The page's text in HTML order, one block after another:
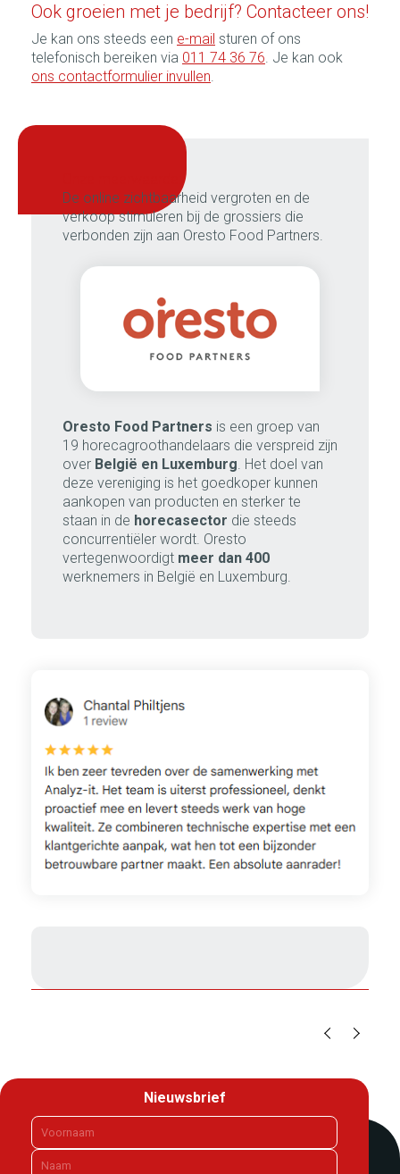
De online zichtbaarheid vergroten en de
verkoop stimuleren bij de grossiers die
verbonden zijn aan Oresto Food Partners.
Oresto Food Partners is een groep van
19 horecagroothandelaars die verspreid zijn
over België en Luxemburg. Het doel van
deze vereniging is het goedkoper kunnen
aankopen van producten en sterker te
staan in de horecasector die steeds
concurrentiëler wordt. Oresto
vertegenwoordigt meer dan 400
werknemers in België en Luxemburg.
Ook groeien met je bedrijf? Contacteer ons!
Je kan ons steeds een e-mail sturen of ons
telefonisch bereiken via 011 74 36 76. Je kan ook
ons contactformulier invullen.
Nieuwsbrief